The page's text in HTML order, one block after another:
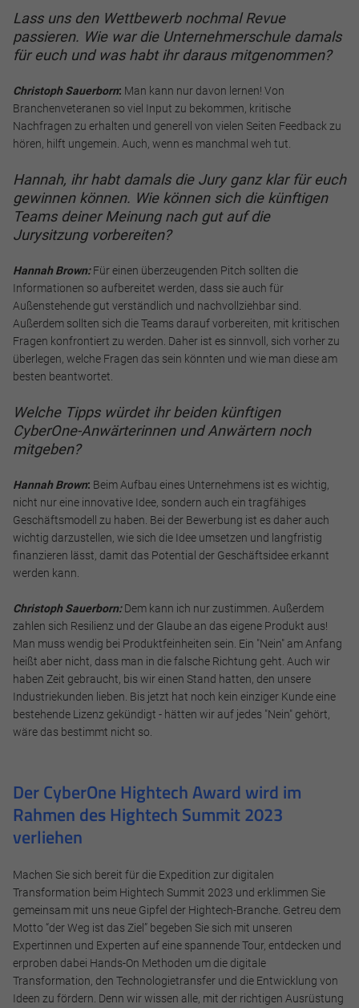
Lass uns den Wettbewerb nochmal Revue
passieren. Wie war die Unternehmerschule damals
für euch und was habt ihr daraus mitgenommen?
Christoph Sauerborn: Man kann nur davon lernen! Von
Branchenveteranen so viel Input zu bekommen, kritische
Nachfragen zu erhalten und generell von vielen Seiten Feedback zu
hören, hilft ungemein. Auch, wenn es manchmal weh tut.
Hannah, ihr habt damals die Jury ganz klar für euch
gewinnen können. Wie können sich die künftigen
Teams deiner Meinung nach gut auf die
Jurysitzung vorbereiten?
Hannah Brown: Für einen überzeugenden Pitch sollten die
Informationen so aufbereitet werden, dass sie auch für
Außenstehende gut verständlich und nachvollziehbar sind.
Außerdem sollten sich die Teams darauf vorbereiten, mit kritischen
Fragen konfrontiert zu werden. Daher ist es sinnvoll, sich vorher zu
überlegen, welche Fragen das sein könnten und wie man diese am
besten beantwortet.
Welche Tipps würdet ihr beiden künftigen
CyberOne-Anwärterinnen und Anwärtern noch
mitgeben?
Hannah Brown: Beim Aufbau eines Unternehmens ist es wichtig,
nicht nur eine innovative Idee, sondern auch ein tragfähiges
Geschäftsmodell zu haben. Bei der Bewerbung ist es daher auch
wichtig darzustellen, wie sich die Idee umsetzen und langfristig
finanzieren lässt, damit das Potential der Geschäftsidee erkannt
werden kann.
Christoph Sauerborn:Dem kann ich nur zustimmen. Außerdem
zahlen sich Resilienz und der Glaube an das eigene Produkt aus!
Man muss wendig bei Produktfeinheiten sein. Ein "Nein" am Anfang
heißt aber nicht, dass man in die falsche Richtung geht. Auch wir
haben Zeit gebraucht, bis wir einen Stand hatten, den unsere
Industriekunden lieben. Bis jetzt hat noch kein einziger Kunde eine
bestehende Lizenz gekündigt - hätten wir auf jedes "Nein" gehört,
wäre das bestimmt nicht so.
Der CyberOne Hightech Award wird im
Rahmen des Hightech Summit 2023
verliehen
Machen Sie sich bereit für die Expedition zur digitalen
Transformation beim Hightech Summit 2023 und erklimmen Sie
gemeinsam mit uns neue Gipfel der Hightech-Branche. Getreu dem
Motto “der Weg ist das Ziel” begeben Sie sich mit unseren
Expertinnen und Experten auf eine spannende Tour, entdecken und
erproben dabei Hands-On Methoden um die digitale
Transformation, den Technologietransfer und die Entwicklung von
Ideen zu fördern. Denn wir wissen alle, mit der richtigen Ausrüstung
Notwendig
Diese werden für die Grundfunktionen der Website benötigt
und helfen dabei, unsere Website nutzbar zu machen sowie
Zugriffe auf sichere Bereiche unserer Website ermöglichen.
Cookie Informationen anzeigen
Marketing und Statistik
Marketing und Statistik Cookies werden verwendet, um
anonymes Tracking zu aktivieren. Hierbei werden können
anonymisierte Daten an eventuelle Drittanbieter
weitergeleitet.
Cookie Informationen anzeigen
Alle akzeptieren
Ablehnen
Impressum Datenschutz